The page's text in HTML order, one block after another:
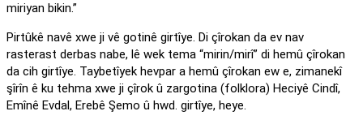
miriyan bikin.”
Pirtûkê navê xwe ji vê gotinê girtîye. Di çîrokan da ev nav
rasterast derbas nabe, lê wek tema “mirin/mirî” di hemû çîrokan
da cih girtîye. Taybetîyek hevpar a hemû çîrokan ew e, zimanekî
şîrîn ê ku tehma xwe ji çîrok û zargotina (folklora) Heciyê Cindî,
Emînê Evdal, Erebê Şemo û hwd. girtîye, heye.